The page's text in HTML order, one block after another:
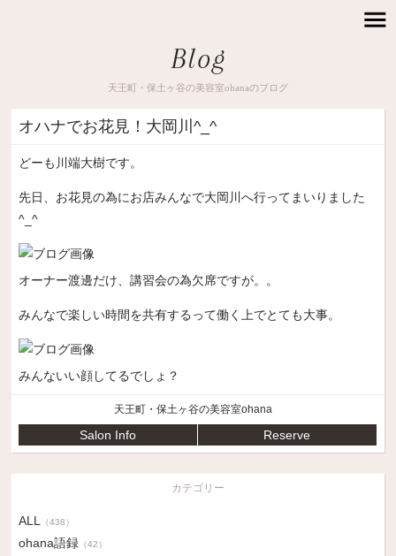
Blog
天王町・保土ヶ谷の美容室ohanaのブログ
オハナでお花見！大岡川^_^
どーも川端大樹です。
先日、お花見の為にお店みんなで大岡川へ行ってまいりました
^_^
オーナー渡邊だけ、講習会の為欠席ですが。。
みんなで楽しい時間を共有するって働く上でとても大事。
みんないい顔してるでしょ？
天王町・保土ヶ谷の美容室ohana
Salon Info Reserve
カテゴリー
ALL （438）
ohana語録 （42）